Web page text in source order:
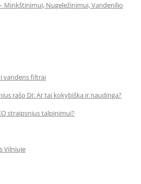
Minkštinimui, Nugeležinimui, Vandenilio
vandens filtrai
rašo DI: Ar tai kokybiška ir naudinga?
straipsnius talpinimui?
Vilniuje